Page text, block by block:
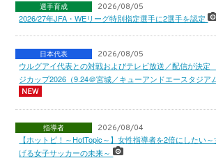
選手育成 2026/08/05
2026/27年JFA・WEリーグ特別指定選手に2選手を認定
日本代表 2026/08/05
ウルグアイ代表との対戦およびテレビ放送／配信が決
ジカップ2026（9.24＠宮城／キューアンドエースタジア
指導者 2026/08/04
【ホットピ！～HotTopic～】女性指導者を2倍にしたい
げる女子サッカーの未来～